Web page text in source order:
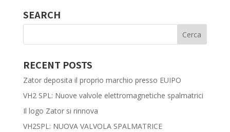
SEARCH
RECENT POSTS
Zator deposita il proprio marchio presso EUIPO
VH2 SPL: Nuove valvole elettromagnetiche spalmatrici
Il logo Zator si rinnova
VH2SPL: NUOVA VALVOLA SPALMATRICE